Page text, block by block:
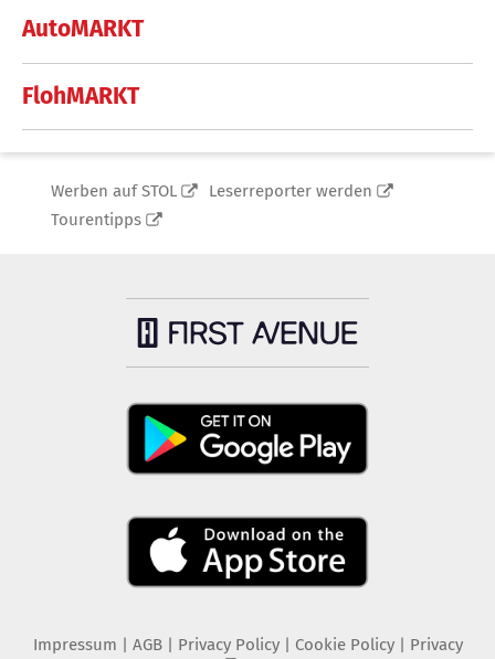
AutoMARKT
FlohMARKT
Werben auf STOL
Leserreporter werden
Tourentipps
Impressum AGB Privacy Policy| Cookie Policy| Privacy